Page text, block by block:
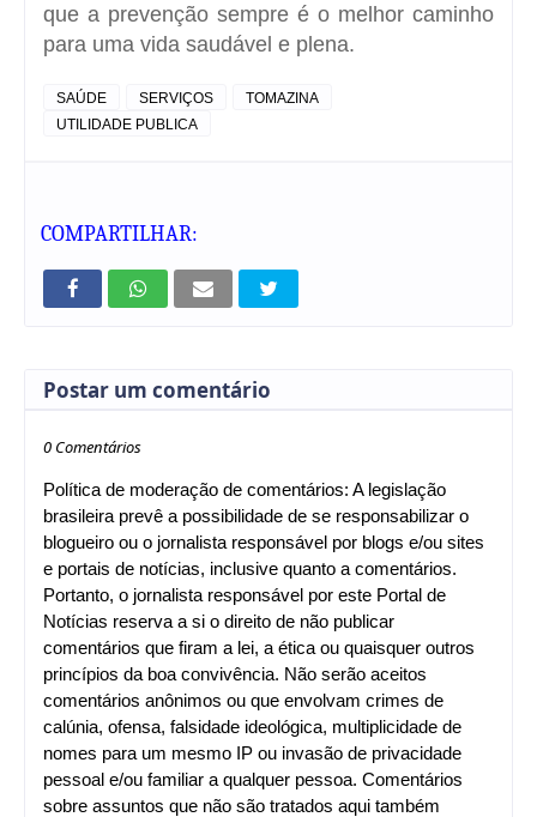
que a prevenção sempre é o melhor caminho
para uma vida saudável e plena.
SAÚDE SERVIÇOS
TOMAZINA
UTILIDADE PUBLICA
COMPARTILHAR:
Postar um comentário
0 Comentários
Política de moderação de comentários: A legislação
brasileira prevê a possibilidade de se responsabilizar o
blogueiro ou o jornalista responsável por blogs e/ou sites
e portais de notícias, inclusive quanto a comentários.
Portanto, o jornalista responsável por este Portal de
Notícias reserva a si o direito de não publicar
comentários que firam a lei, a ética ou quaisquer outros
princípios da boa convivência. Não serão aceitos
comentários anônimos ou que envolvam crimes de
calúnia, ofensa, falsidade ideológica, multiplicidade de
nomes para um mesmo IP ou invasão de privacidade
pessoal e/ou familiar a qualquer pessoa. Comentários
sobre assuntos que não são tratados aqui também